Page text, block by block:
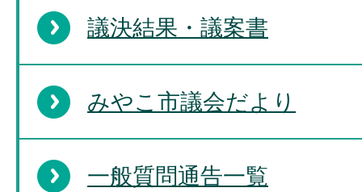
議決結果・議案書
みやこ市議会だより
一般質問通告一覧